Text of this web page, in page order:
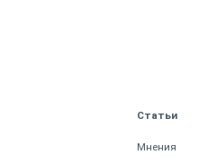
Статьи
Мнения